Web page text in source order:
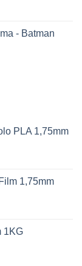
- Batman
PLA 1,75mm
1,75mm
1KG